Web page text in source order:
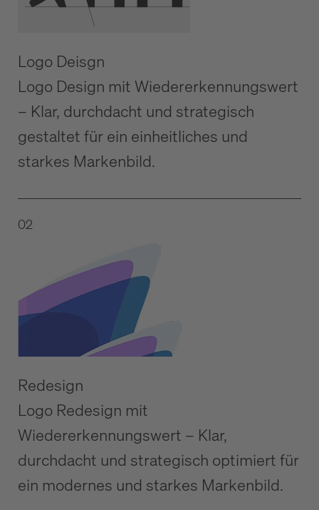
Logo Deisgn
Logo Design mit Wiedererkennungswert
– Klar, durchdacht und strategisch
gestaltet für ein einheitliches und
starkes Markenbild.
02
Redesign
Logo Redesign mit
Wiedererkennungswert – Klar,
durchdacht und strategisch optimiert für
ein modernes und starkes Markenbild.